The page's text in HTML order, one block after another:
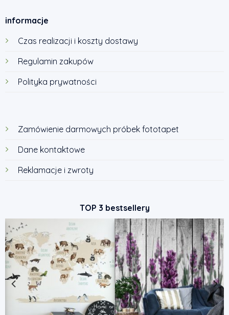
informacje
Czas realizacji i koszty dostawy
Regulamin zakupów
Polityka prywatności
Zamówienie darmowych próbek fototapet
Dane kontaktowe
Reklamacje i zwroty
TOP 3 bestsellery